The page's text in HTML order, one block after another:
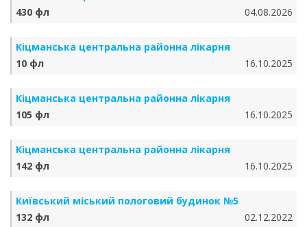
430 фл
04.08.2026
Кіцманська центральна районна лікарня
10 фл
16.10.2025
Кіцманська центральна районна лікарня
105 фл
16.10.2025
Кіцманська центральна районна лікарня
142 фл
16.10.2025
Київський міський пологовий будинок №5
132 фл
02.12.2022